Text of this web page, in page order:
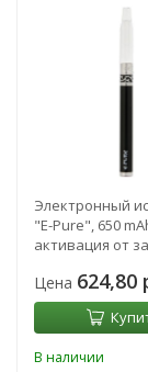
Электронный
"E-Pure", 650
активация от
Цена 624,80
В наличии